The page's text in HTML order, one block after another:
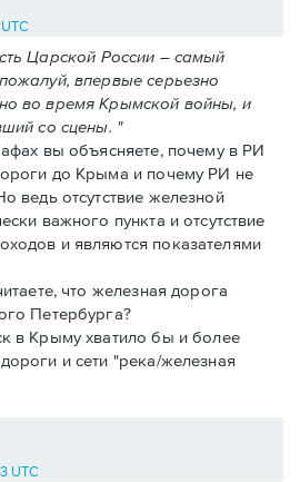
Царской России – самый
впервые серьезно
во время Крымской войны, и
со сцены. "
вы объясняете, почему в РИ
до Крыма и почему РИ не
ведь отсутствие железной
важного пункта и отсутствие
и являются показателями
что железная дорога
Петербурга?
в Крыму хватило бы и более
и сети "река/железная
UTC